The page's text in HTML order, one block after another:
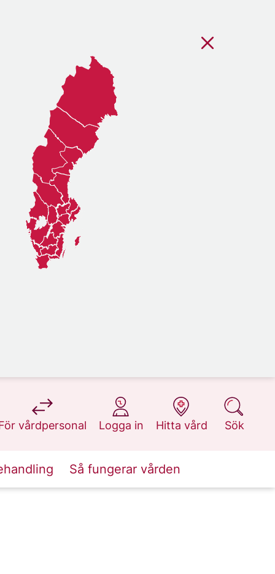
vårdpersonal
på 1177.se
Logga in
på 1177.se
Hitta vård
på 1177.se
Sök
på 1177.se
Så fungerar vården